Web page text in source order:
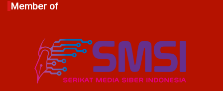
Member of